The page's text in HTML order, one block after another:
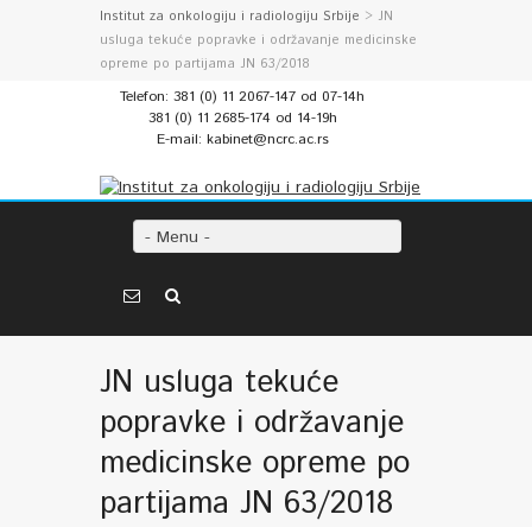
Institut za onkologiju i radiologiju Srbije > JN
usluga tekuće popravke i održavanje medicinske
opreme po partijama JN 63/2018
Telefon: 381 (0) 11 2067-147 od 07-14h
381 (0) 11 2685-174 od 14-19h
E-mail: kabinet@ncrc.ac.rs
- Menu -
JN usluga tekuće
popravke i održavanje
medicinske opreme po
partijama JN 63/2018